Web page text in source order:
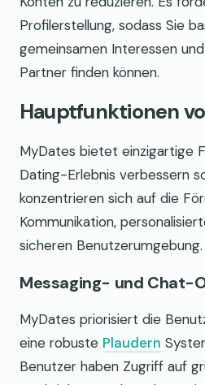
Profilerstellung, sodass Sie
gemeinsamen Interessen
Partner finden können.
Hauptfunktionen
MyDates bietet einzigartige
Dating-Erlebnis verbessern
konzentrieren sich auf die
Kommunikation,
sicheren Benutzerumgebung.
Messaging- und Chat-
MyDates priorisiert die
eine robuste Plaudern
Benutzer haben Zugriff auf